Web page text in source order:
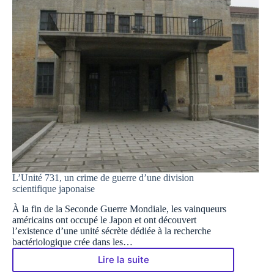
L’Unité 731, un crime de guerre d’une division
scientifique japonaise
À la fin de la Seconde Guerre Mondiale, les vainqueurs
américains ont occupé le Japon et ont découvert
l’existence d’une unité sécrète dédiée à la recherche
bactériologique crée dans les…
Lire la suite
L’Unité